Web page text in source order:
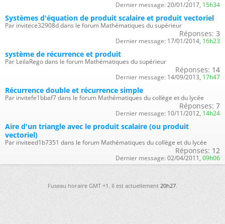
Dernier message: 20/01/2017, 15h34
Systèmes d'équation de produit scalaire et produit vectoriel
Par invitece32908d dans le forum Mathématiques du supérieur
Réponses: 3
Dernier message: 17/01/2014, 16h23
système de récurrence et produit
Par LeilaRego dans le forum Mathématiques du supérieur
Réponses: 14
Dernier message: 14/09/2013, 17h47
Récurrence double et récurrence simple
Par invitefe1bbaf7 dans le forum Mathématiques du collège et du lycée
Réponses: 7
Dernier message: 10/11/2012, 14h24
Aire d'un triangle avec le produit scalaire (ou produit
vectoriel)
Par inviteed1b7351 dans le forum Mathématiques du collège et du lycée
Réponses: 12
Dernier message: 02/04/2011, 09h06
Fuseau horaire GMT +1. Il est actuellement20h27.